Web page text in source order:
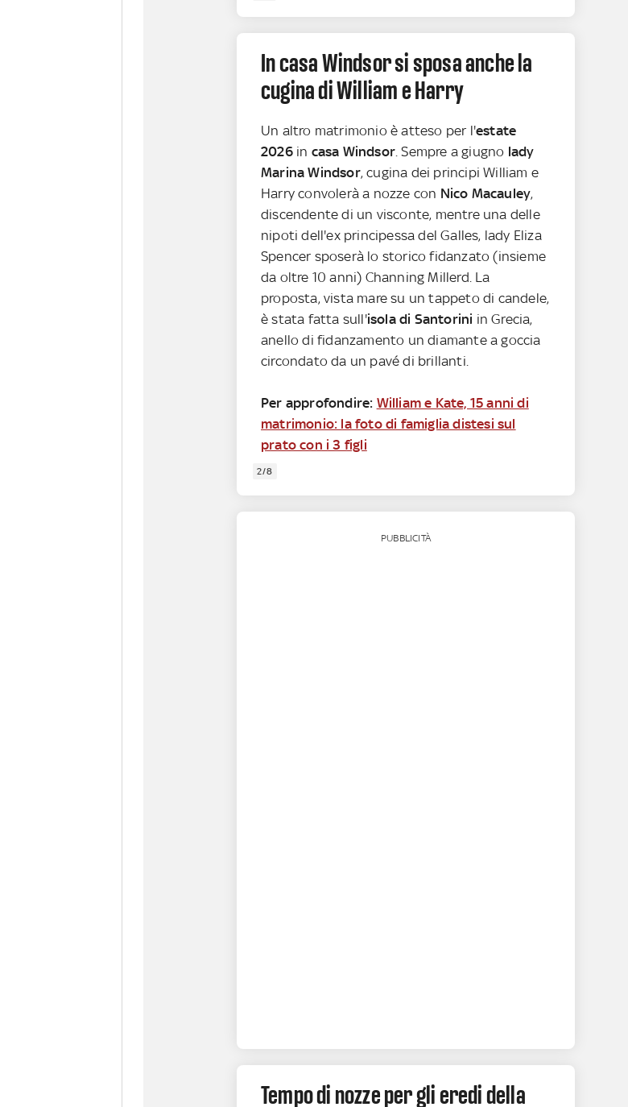
In casa Windsor si sposa anche la
cugina di William e Harry
Un altro matrimonio è atteso per l'estate
2026in casa Windsor. Sempre a giugno lady
Marina Windsor, cugina dei principi William e
Harry convolerà a nozze con Nico Macauley,
discendente di un visconte, mentre una delle
nipoti dell'ex principessa del Galles, lady Eliza
Spencer sposerà lo storico fidanzato (insieme
da oltre 10 anni) Channing Millerd. La
proposta, vista mare su un tappeto di candele,
è stata fatta sull'isola di Santorini in Grecia,
anello di fidanzamento un diamante a goccia
circondato da un pavé di brillanti.
Per approfondire: William e Kate, 15 anni di
matrimonio: la foto di famiglia distesi sul
prato con i 3 figli
2/8
PUBBLICITÀ
Tempo di nozze per gli eredi della